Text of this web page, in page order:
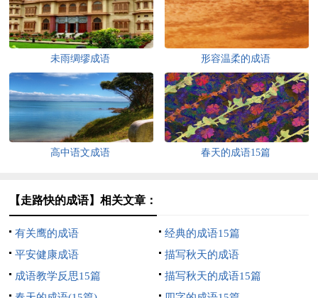
未雨绸缪成语 形容温柔的成语
高中语文成语 春天的成语15篇
【走路快的成语】相关文章：
有关鹰的成语
经典的成语15篇
平安健康成语
描写秋天的成语
成语教学反思15篇
描写秋天的成语15篇